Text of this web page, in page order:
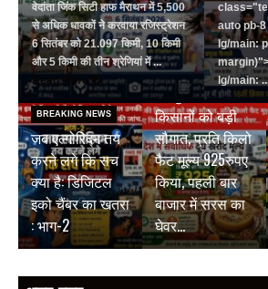
वेदांता जिंक सिटी हाफ मैराथन में 5,500
से अधिक धावकों ने करवाया रजिस्ट्रेशन
6 सितंबर को 21.097 किमी, 10 किमी
और 5 किमी की तीन श्रेणियां में ...
Read More
auto pb-
lg/main:
lg/main:
BREAKING NEWS
जब एल्गोरिद्म तय
करने लगे कि सच
क्या है: डिजिटल
इको चैंबर का खतरा
: भाग-2
BREAKING NEWS
जयपुर डेयरी की
किसानों को बड़ी
सौगात, प्रति किलो
फैट मूल्य 925रुपए
किया, पहली बार
बाजार में सरस का
घेवर…